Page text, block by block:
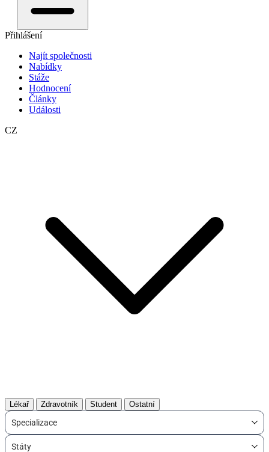
Přihlášení
Najít společnosti
Nabídky
Stáže
Hodnocení
Články
Události
CZ
Lékař Zdravotník Student Ostatní
Specializace
Státy